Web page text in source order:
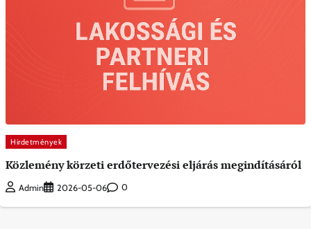
Hirdetmények
Közlemény körzeti erdőtervezési eljárás megindításáról
Admin 2026-05-06 0